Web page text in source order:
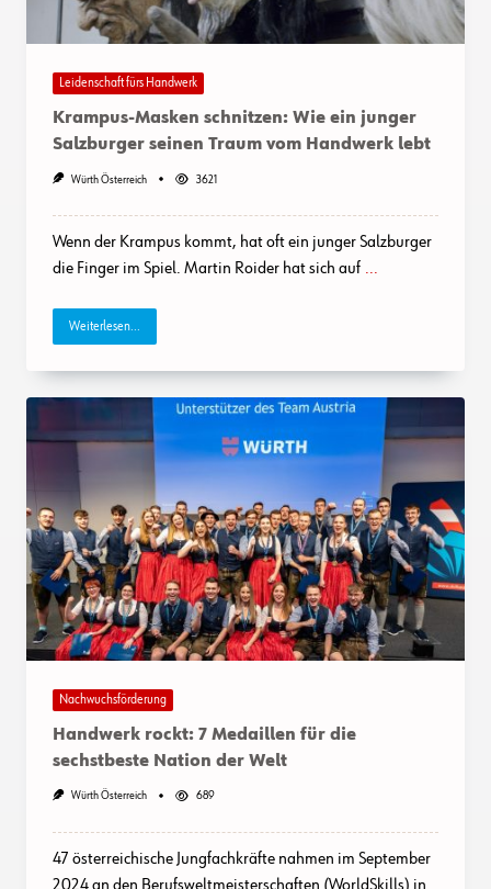
Leidenschaft fürs Handwerk
Krampus-Masken schnitzen: Wie ein junger
Salzburger seinen Traum vom Handwerk lebt
Würth Österreich 3621
Wenn der Krampus kommt, hat oft ein junger Salzburger
die Finger im Spiel. Martin Roider hat sich auf ...
Weiterlesen...
Nachwuchsförderung
Handwerk rockt: 7 Medaillen für die
sechstbeste Nation der Welt
Würth Österreich 689
47 österreichische Jungfachkräfte nahmen im September